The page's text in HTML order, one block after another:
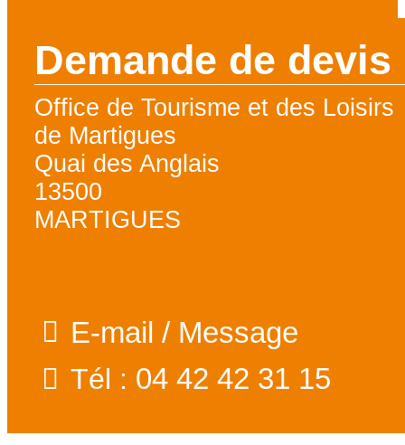
Demande de devis
Office de Tourisme et des Loisirs
de Martigues
Quai des Anglais
13500
MARTIGUES
E-mail / Message
Tél : 04 42 42 31 15